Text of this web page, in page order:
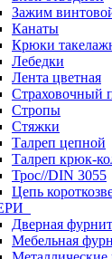
Зажим
Канаты
Крюки
Лебедки
Лента цветная
Страховочный
Стропы
Стяжки
Талреп цепной
Талреп крюк-
Трос//DIN 3055
Цепь
Дверная
Мебельная